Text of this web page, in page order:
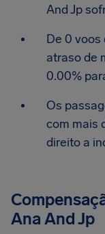
And Jp
De 0
atraso de
0.00%
Os
com mais
direito a
Ana And Jp